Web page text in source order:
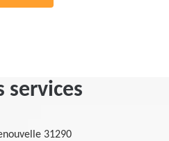
services
31290